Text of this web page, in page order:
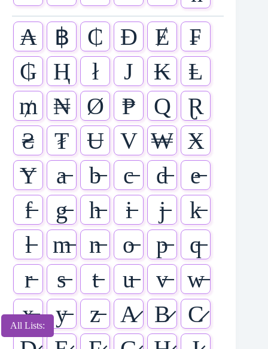
₳
฿ ₵ Đ Ɇ
₣
₲
Ⱨ ł J ₭
Ⱡ
₥
₦ Ø ₱ Q
Ɽ
₴
₮ Ʉ V ₩ Ӿ
Ɏ
a̶ b̶ c̶ d̶
e̶
f̶
g̶ h̶ i̶ j̶
k̶
l̶
m̶ n̶ o̶ p̶
q̶
r̶
s̶ t̶ u̶ v̶
w̶
x̶
y̶ z̶ A̷ B̷
C̷
All Lists: